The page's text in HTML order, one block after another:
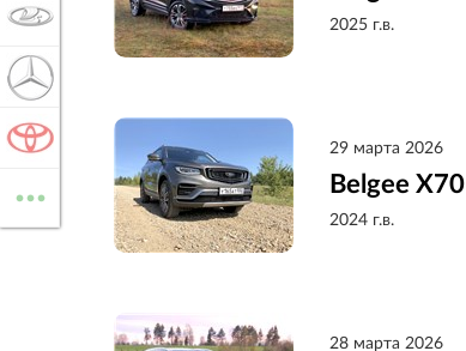
2025 г.в.
29 марта 2026
Belgee X70
2024 г.в.
28 марта 2026
... ВСЕ МАРКИ